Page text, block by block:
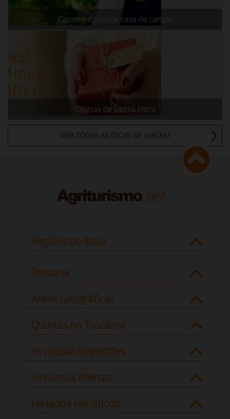
Casamento numa casa de campo
Ofertas de Última Hora
VEJA TODAS AS DICAS DE VIAGEM
Regiões de Itália
Toscana
Áreas Geográficas
Quintas na Toscânia
As nossas sugestões
As nossas ofertas
Feriados temáticos